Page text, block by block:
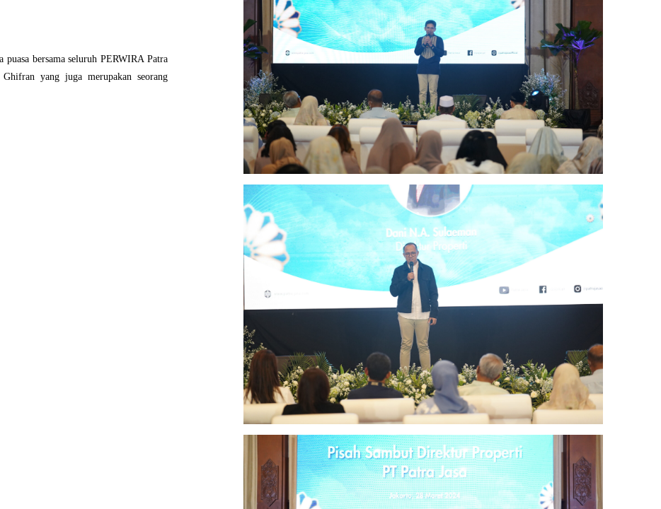
bersama seluruh PERWIRA Patra
yang juga merupakan seorang